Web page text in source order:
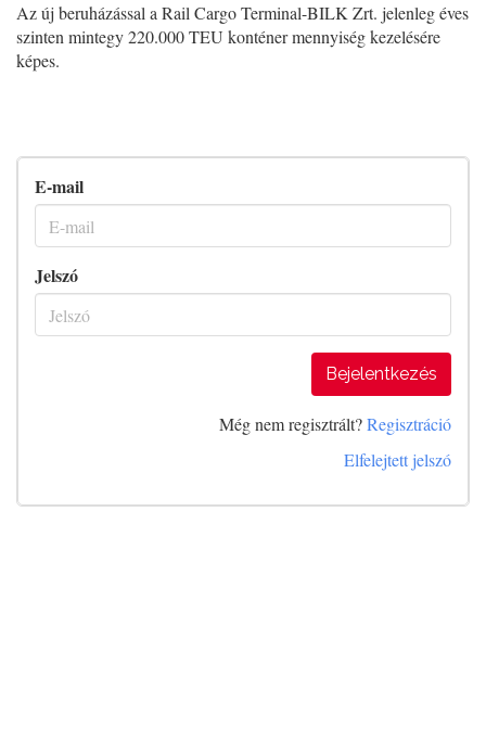
Az új beruházással a Rail Cargo Terminal-BILK Zrt. jelenleg éves
szinten mintegy 220.000 TEU konténer mennyiség kezelésére
képes.
E-mail
Jelszó
Bejelentkezés
Még nem regisztrált?Regisztráció
Elfelejtett jelszó